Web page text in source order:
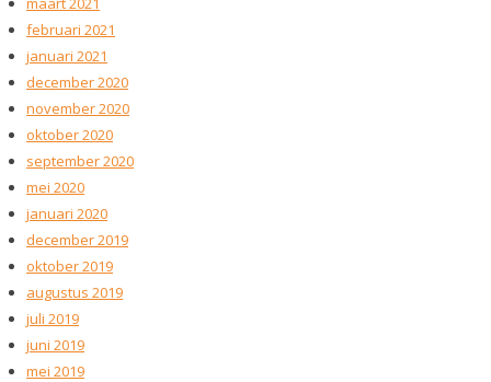
februari 2021
januari 2021
december 2020
november 2020
oktober 2020
september 2020
mei 2020
januari 2020
december 2019
oktober 2019
augustus 2019
juli 2019
juni 2019
mei 2019